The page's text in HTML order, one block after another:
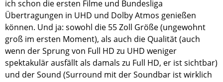
ich schon die ersten Filme und Bundesliga
Übertragungen in UHD und Dolby Atmos genießen
können. Und ja: sowohl die 55 Zoll Größe (ungewohnt
groß im ersten Moment), als auch die Qualität (auch
wenn der Sprung von Full HD zu UHD weniger
spektakulär ausfällt als damals zu Full HD, er ist sichtbar)
und der Sound (Surround mit der Soundbar ist wirklich